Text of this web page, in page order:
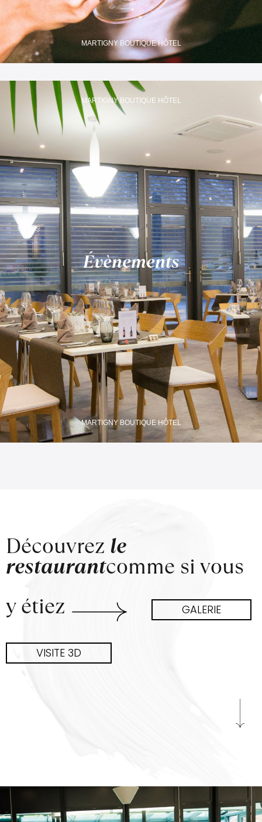
MARTIGNY BOUTIQUE HÔTEL
MARTIGNY BOUTIQUE HÔTEL
Évènements
MARTIGNY BOUTIQUE HÔTEL
Découvrez le
restaurantcomme si vous
y étiez
GALERIE
VISITE 3D